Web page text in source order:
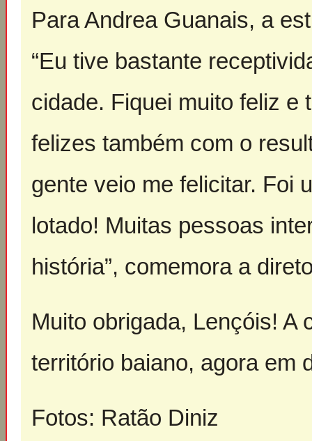
Para Andrea Guanais, a
“Eu tive bastante
cidade. Fiquei muito feliz e
felizes também com o
gente veio me felicitar. Foi
lotado! Muitas pessoas
história”, comemora a
Muito obrigada, Lençóis! A
território baiano, agora em
Fotos: Ratão Diniz